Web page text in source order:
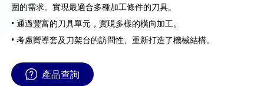
圍的需求。實現最適合多種加工條件的刀具。
• 通過豐富的刀具單元，實現多樣的橫向加工。
• 考慮嚮導套及刀架台的訪問性、重新打造了機械結構。
產品查詢